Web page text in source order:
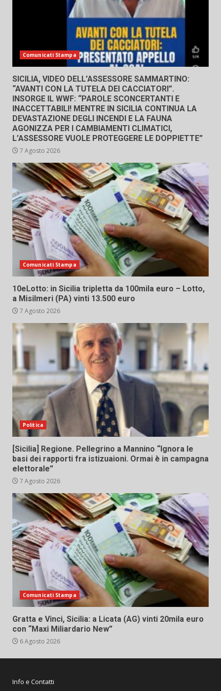
Comunicati Stampa
SICILIA, VIDEO DELL’ASSESSORE SAMMARTINO:
“AVANTI CON LA TUTELA DEI CACCIATORI”.
INSORGE IL WWF: “PAROLE SCONCERTANTI E
INACCETTABILI! MENTRE IN SICILIA CONTINUA LA
DEVASTAZIONE DEGLI INCENDI E LA FAUNA
AGONIZZA PER I CAMBIAMENTI CLIMATICI,
L’ASSESSORE VUOLE PROTEGGERE LE DOPPIETTE”
7 Agosto 2026
Comunicati Stampa
10eLotto: in Sicilia tripletta da 100mila euro – Lotto,
a Misilmeri (PA) vinti 13.500 euro
7 Agosto 2026
Politica
[Sicilia] Regione. Pellegrino a Mannino “Ignora le
basi dei rapporti fra istizuaioni. Ormai è in campagna
elettorale”
7 Agosto 2026
Comunicati Stampa
Gratta e Vinci, Sicilia: a Licata (AG) vinti 20mila euro
con “Maxi Miliardario New”
6 Agosto 2026
Info e Contatti